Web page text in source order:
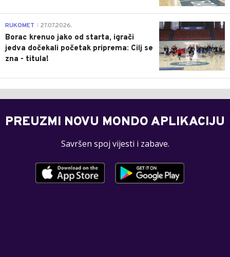
0
RUKOMET 27.07.2026.
Borac krenuo jako od starta, igrači
jedva dočekali početak priprema: Cilj se
zna - titula!
PREUZMI NOVU MONDO APLIKACIJU
Savršen spoj vijesti i zabave.